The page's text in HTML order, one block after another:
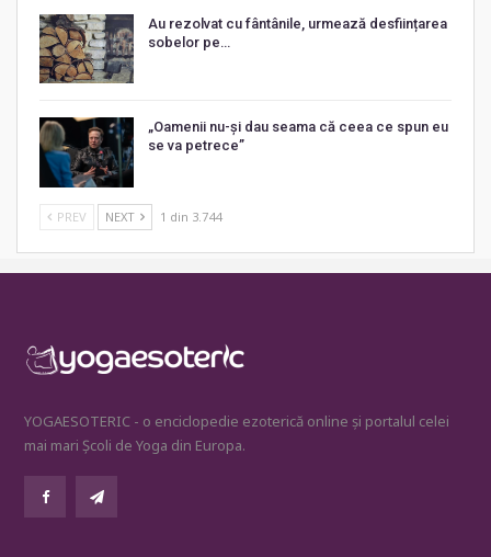
Au rezolvat cu fântânile, urmează desființarea
sobelor pe…
„Oamenii nu-și dau seama că ceea ce spun eu
se va petrece”
PREV NEXT 1 din 3.744
YOGAESOTERIC - o enciclopedie ezoterică online și portalul celei
mai mari Școli de Yoga din Europa.